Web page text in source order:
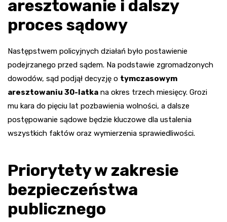
aresztowanie i dalszy
proces sądowy
Następstwem policyjnych działań było postawienie
podejrzanego przed sądem. Na podstawie zgromadzonych
dowodów, sąd podjął decyzję o tymczasowym
aresztowaniu 30-latka na okres trzech miesięcy. Grozi
mu kara do pięciu lat pozbawienia wolności, a dalsze
postępowanie sądowe będzie kluczowe dla ustalenia
wszystkich faktów oraz wymierzenia sprawiedliwości.
Priorytety w zakresie
bezpieczeństwa
publicznego